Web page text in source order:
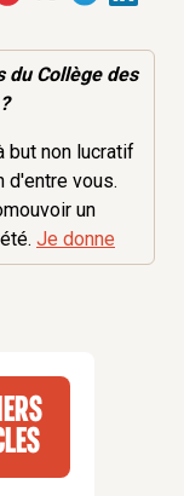
du Collège des
but non lucratif
d'entre vous.
un
Je donne